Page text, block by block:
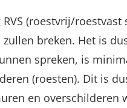
(roestvrij/
breken. Het is
spreken, is
(roesten). Dit is
en